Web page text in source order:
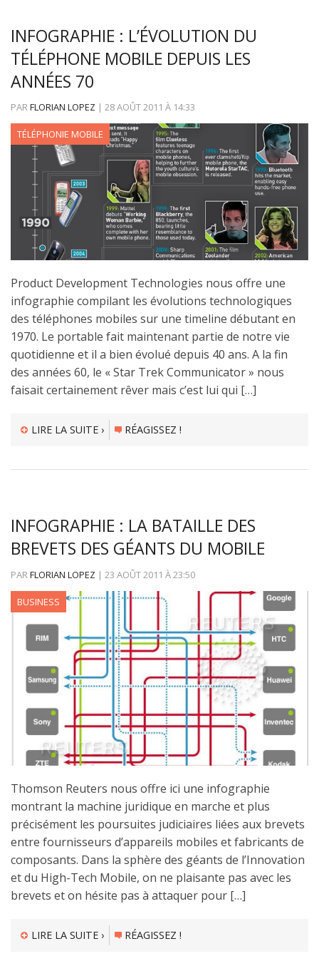
INFOGRAPHIE : L’ÉVOLUTION DU
TÉLÉPHONE MOBILE DEPUIS LES
ANNÉES 70
PARFLORIAN LOPEZ | 28 AOÛT 2011 À 14:33
TÉLÉPHONIE MOBILE
Product Development Technologies nous offre une
infographie compilant les évolutions technologiques
des téléphones mobiles sur une timeline débutant en
1970. Le portable fait maintenant partie de notre vie
quotidienne et il a bien évolué depuis 40 ans. A la fin
des années 60, le « Star Trek Communicator » nous
faisait certainement rêver mais c’est lui qui […]
LIRE LA SUITE › RÉAGISSEZ !
INFOGRAPHIE : LA BATAILLE DES
BREVETS DES GÉANTS DU MOBILE
PAR FLORIAN LOPEZ | 23 AOÛT 2011 À 23:50
BUSINESS
Thomson Reuters nous offre ici une infographie
montrant la machine juridique en marche et plus
précisément les poursuites judiciaires liées aux brevets
entre fournisseurs d’appareils mobiles et fabricants de
composants. Dans la sphère des géants de l’Innovation
et du High-Tech Mobile, on ne plaisante pas avec les
brevets et on hésite pas à attaquer pour […]
LIRE LA SUITE › RÉAGISSEZ !